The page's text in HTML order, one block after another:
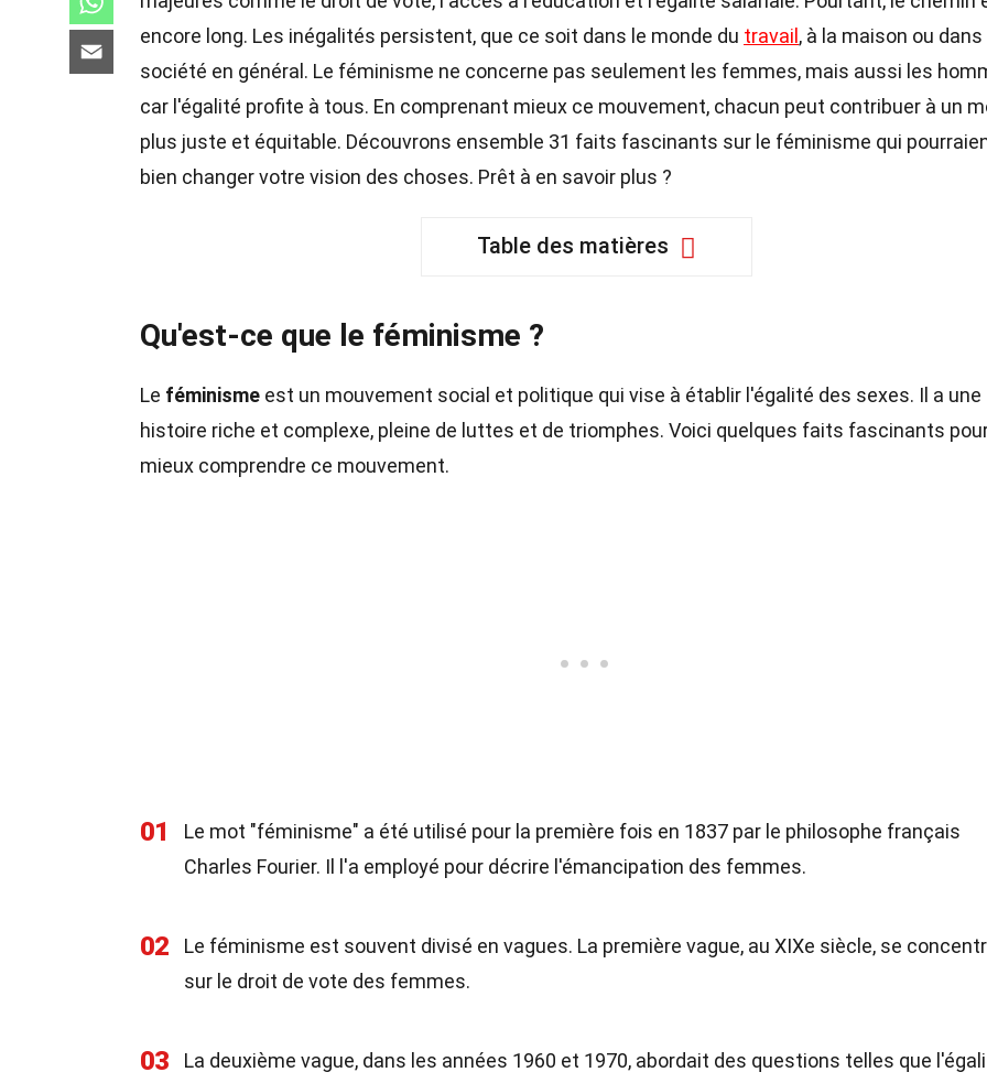
encore long. Les inégalités persistent, que ce soit dans le monde du travail , à la maison ou dans
société en général. Le féminisme ne concerne pas seulement les femmes, mais aussi les
car l'égalité profite à tous. En comprenant mieux ce mouvement, chacun peut contribuer à un
plus juste et équitable. Découvrons ensemble 31 faits fascinants sur le féminisme qui
bien changer votre vision des choses. Prêt à en savoir plus ?
Table des matières
Qu'est-ce que le féminisme ?
Le féminisme est un mouvement social et politique qui vise à établir l'égalité des sexes. Il a une
histoire riche et complexe, pleine de luttes et de triomphes. Voici quelques faits fascinants
mieux comprendre ce mouvement.
01
Le mot "féminisme" a été utilisé pour la première fois en 1837 par le philosophe français
Charles Fourier. Il l'a employé pour décrire l'émancipation des femmes.
02
Le féminisme est souvent divisé en vagues. La première vague, au XIXe siècle, se
sur le droit de vote des femmes.
03
La deuxième vague, dans les années 1960 et 1970, abordait des questions telles que